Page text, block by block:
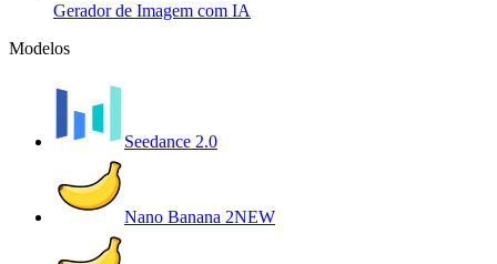
Gerador de Imagem com IA
Modelos
Seedance 2.0
Nano Banana 2NEW